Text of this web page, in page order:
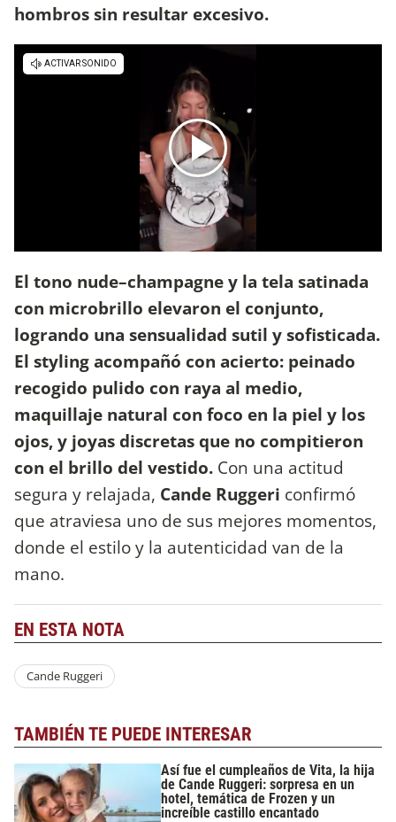
hombros sin resultar excesivo.
El tono nude–champagne y la tela satinada
con microbrillo elevaron el conjunto,
logrando una sensualidad sutil y sofisticada.
El styling acompañó con acierto: peinado
recogido pulido con raya al medio,
maquillaje natural con foco en la piel y los
ojos, y joyas discretas que no compitieron
con el brillo del vestido. Con una actitud
segura y relajada, Cande Ruggeri confirmó
que atraviesa uno de sus mejores momentos,
donde el estilo y la autenticidad van de la
mano.
EN ESTA NOTA
Cande Ruggeri
TAMBIÉN TE PUEDE INTERESAR
Así fue el cumpleaños de Vita, la hija
de Cande Ruggeri: sorpresa en un
hotel, temática de Frozen y un
increíble castillo encantado